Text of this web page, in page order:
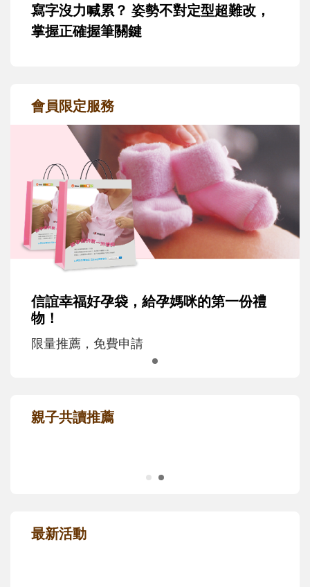
寫字沒力喊累？ 姿勢不對定型超難改，
掌握正確握筆關鍵
會員限定服務
信誼幸福好孕袋，給孕媽咪的第一份禮
物！
限量推薦，免費申請
親子共讀推薦
最新活動